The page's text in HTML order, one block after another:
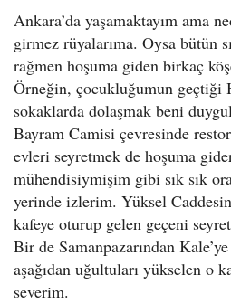
Ankara’da yaşamaktayım ama
girmez rüyalarıma. Oysa bütün
rağmen hoşuma giden birkaç
Örneğin, çocukluğumun geçtiği
sokaklarda dolaşmak beni
Bayram Camisi çevresinde
evleri seyretmek de hoşuma
mühendisiymişim gibi sık sık
yerinde izlerim. Yüksel
kafeye oturup gelen geçeni
Bir de Samanpazarından Kale’ye
aşağıdan uğultuları yükselen o
severim.